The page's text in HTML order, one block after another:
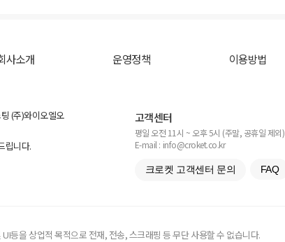
사소개 운영정책 이용방법
(주)와이오엘오
립니다.
고객센터
평일 오전 11시 ~ 오후 5시 (주말, 공휴일 제외)
E-mail : info@croket.co.kr
크로켓 고객센터 문의 FAQ
등을 상업적 목적으로 전재, 전송, 스크래핑 등 무단 사용할 수 없습니다.